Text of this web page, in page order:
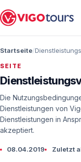
Startseite
SEITE
Die
Dienstleistungen von
Dienstleistungen in
akzeptiert.
08.04.2019 Zuletzt